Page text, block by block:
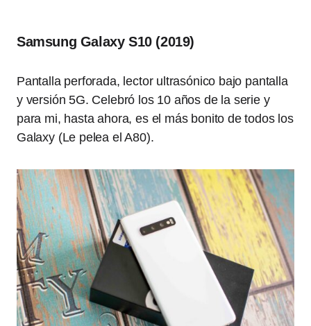
Samsung Galaxy S10 (2019)
Pantalla perforada, lector ultrasónico bajo pantalla
y versión 5G. Celebró los 10 años de la serie y
para mi, hasta ahora, es el más bonito de todos los
Galaxy (Le pelea el A80).